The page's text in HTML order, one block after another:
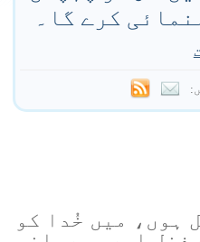
کرے گا۔
ہوں، میں خُدا کو